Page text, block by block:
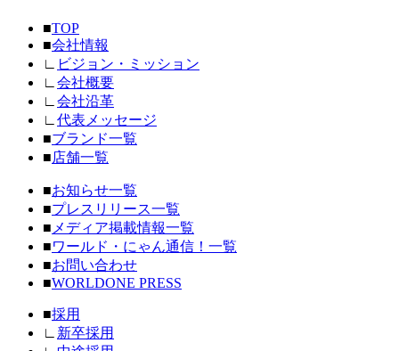
■TOP
■会社情報
∟
ビジョン・ミッション
∟ 会社概要
∟ 会社沿革
∟ 代表メッセージ
■ブランド一覧
■店舗一覧
■お知らせ一覧
■プレスリリース一覧
■ メディア掲載情報一覧
■ワールド・にゃん通信！一覧
■お問い合わせ
■WORLDONE PRESS
■採用
∟ 新卒採用